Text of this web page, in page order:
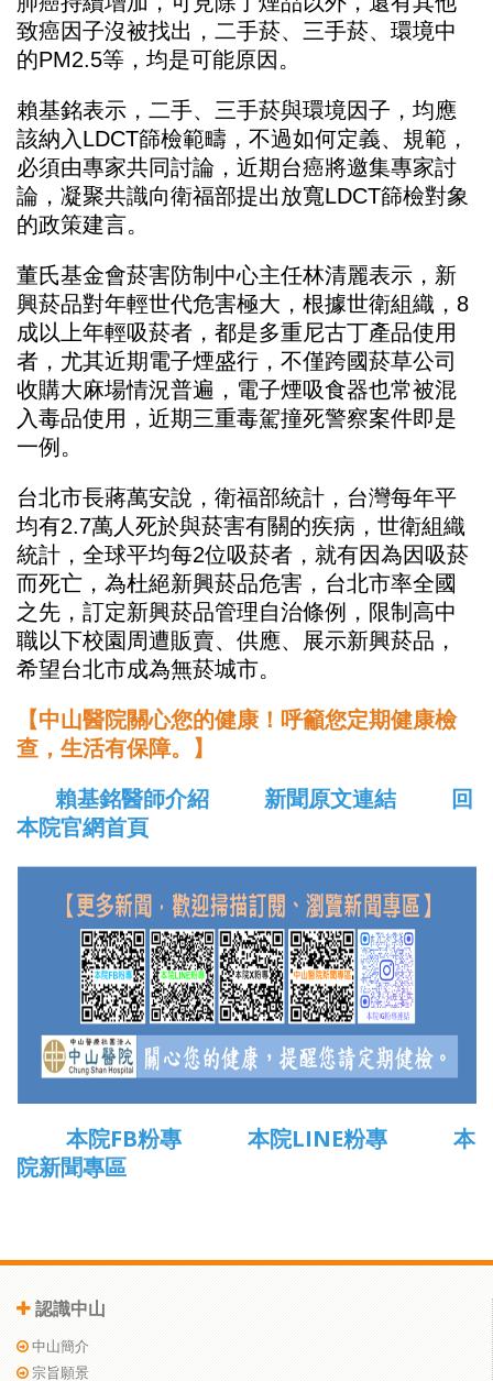
致癌因子沒被找出，二手菸、三手菸、環境中
的PM2.5等，均是可能原因。
賴基銘表示，二手、三手菸與環境因子，均應
該納入LDCT篩檢範疇，不過如何定義、規範，
必須由專家共同討論，近期台癌將邀集專家討
論，凝聚共識向衛福部提出放寬LDCT篩檢對象
的政策建言。
董氏基金會菸害防制中心主任林清麗表示，新
興菸品對年輕世代危害極大，根據世衛組織，8
成以上年輕吸菸者，都是多重尼古丁產品使用
者，尤其近期電子煙盛行，不僅跨國菸草公司
收購大麻場情況普遍，電子煙吸食器也常被混
入毒品使用，近期三重毒駕撞死警察案件即是
一例。
台北市長蔣萬安說，衛福部統計，台灣每年平
均有2.7萬人死於與菸害有關的疾病，世衛組織
統計，全球平均每2位吸菸者，就有因為因吸菸
而死亡，為杜絕新興菸品危害，台北市率全國
之先，訂定新興菸品管理自治條例，限制高中
職以下校園周遭販賣、供應、展示新興菸品，
希望台北市成為無菸城市。
【中山醫院關心您的健康！呼籲您定期健康檢
查，生活有保障。】
賴基銘醫師介紹
新聞原文連結
回
本院官網首頁
本院FB粉專 本院LINE粉專
本
院新聞專區
認識中山
中山簡介
宗旨願景